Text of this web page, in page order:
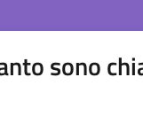
sono